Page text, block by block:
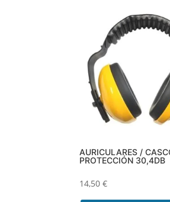
AURICULARES /
PROTECCIÓN 30,4DB
14,50€